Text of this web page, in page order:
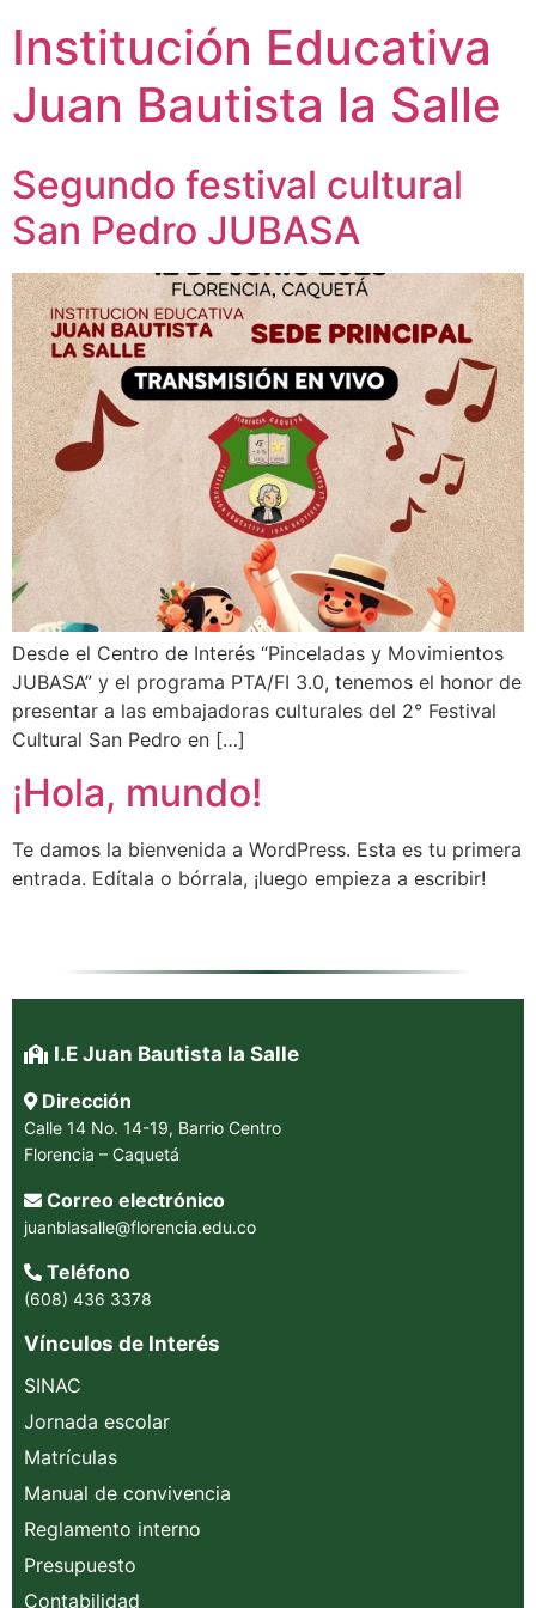
Institución Educativa
Juan Bautista la Salle
Segundo festival cultural
San Pedro JUBASA
Desde el Centro de Interés “Pinceladas y Movimientos
JUBASA” y el programa PTA/FI 3.0, tenemos el honor de
presentar a las embajadoras culturales del 2° Festival
Cultural San Pedro en […]
¡Hola, mundo!
Te damos la bienvenida a WordPress. Esta es tu primera
entrada. Edítala o bórrala, ¡luego empieza a escribir!
I.E Juan Bautista la Salle
Dirección
Calle 14 No. 14-19, Barrio Centro
Florencia – Caquetá
Correo electrónico
juanblasalle@florencia.edu.co
Teléfono
(608) 436 3378
Vínculos de Interés
SINAC
Jornada escolar
Matrículas
Manual de convivencia
Reglamento interno
Presupuesto
Contabilidad